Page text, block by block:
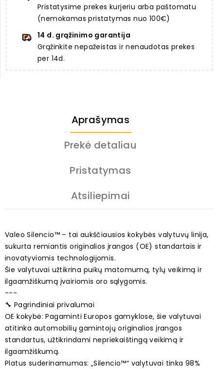
Pristatysime prekes kurjeriu arba paštomatu
(nemokamas pristatymas nuo 100€)
14 d. grąžinimo garantija
Grąžinkite nepažeistas ir nenaudotas prekes
per 14d.
Aprašymas
Prekė detaliau
Pristatymas
Atsiliepimai
Valeo Silencio™ – tai aukščiausios kokybės valytuvų linija,
sukurta remiantis originalios įrangos (OE) standartais ir
inovatyviomis technologijomis.
Šie valytuvai užtikrina puikų matomumą, tylų veikimą ir
ilgaamžiškumą įvairiomis oro sąlygomis.
---
🔧 Pagrindiniai privalumai
OE kokybė: Pagaminti Europos gamyklose, šie valytuvai
atitinka automobilių gamintojų originalios įrangos
standartus, užtikrindami nepriekaištingą veikimą ir
ilgaamžiškumą.
Platus suderinamumas: „Silencio™“ valytuvai tinka 98%